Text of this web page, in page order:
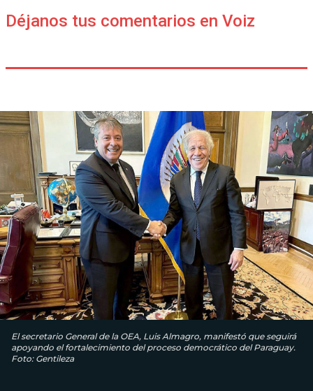
Déjanos tus comentarios en Voiz
El secretario General de la OEA, Luis Almagro, manifestó que seguirá
apoyando el fortalecimiento del proceso democrático del Paraguay.
Foto: Gentileza